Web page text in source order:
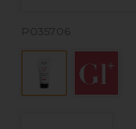
P035706